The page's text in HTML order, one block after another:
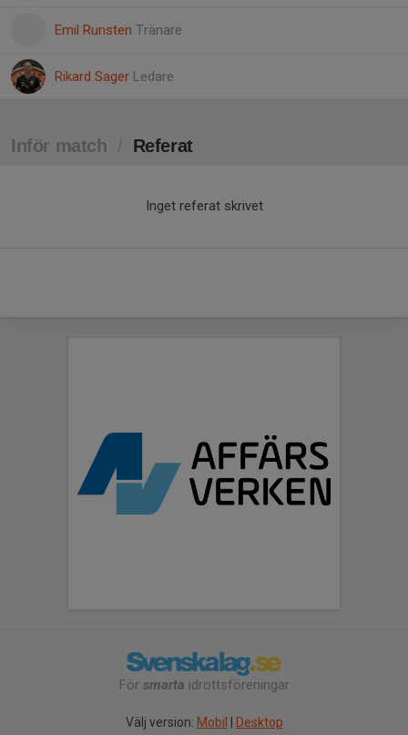
Emil Runsten Tränare
Rikard Sager Ledare
Inför match Referat
Inget referat skrivet
För smarta idrottsföreningar
Välj version: Mobil Desktop